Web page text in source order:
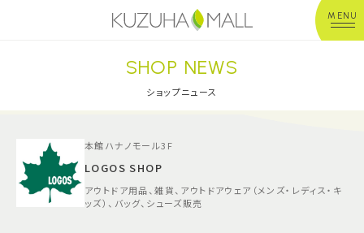
MENU
年中無休平 日：10:00~20:00
※店舗により異なる
ショップガイド
グルメ＆フード
SHOP NEWS
ショップニュース
本館ハナノモール3F
LOGOS SHOP
アウトドア用品、雑貨、アウトドアウェア（メンズ・レディス・キ
ッズ）、バッグ、シューズ販売